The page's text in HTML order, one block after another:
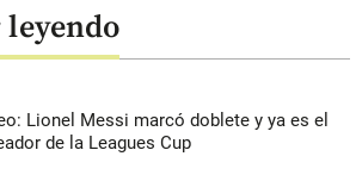
Lionel Messi marcó doblete y ya es el
de la Leagues Cup